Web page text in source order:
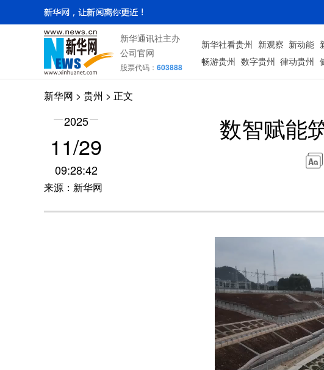
新华通讯社主办
公司官网
股票代码： 603888
新华社看贵州 新观察 新动能
畅游贵州 数字贵州 律动贵州
新华网 > 贵州 > 正文
2025
11/29
09:28:42
来源：新华网
数智赋能